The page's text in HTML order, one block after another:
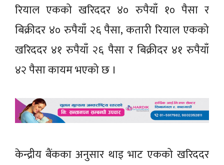
रियाल एकको खरिददर ४० रुपैयाँ १० पैसा र
बिक्रीदर ४० रुपैयाँ २६ पैसा, कतारी रियाल एकको
खरिददर ४१ रुपैयाँ २६ पैसा र बिक्रीदर ४१ रुपैयाँ
४२ पैसा कायम भएको छ ।
केन्द्रीय बैंकका अनुसार थाइ भाट एकको खरिददर